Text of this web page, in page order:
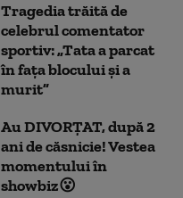
Tragedia trăită de
celebrul comentator
sportiv: „Tata a parcat
în fața blocului și a
murit”
Au DIVORȚAT, după 2
ani de căsnicie! Vestea
momentului în
showbiz😮